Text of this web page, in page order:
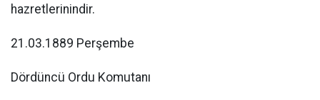
hazretlerinindir.
21.03.1889 Perşembe
Dördüncü Ordu Komutanı